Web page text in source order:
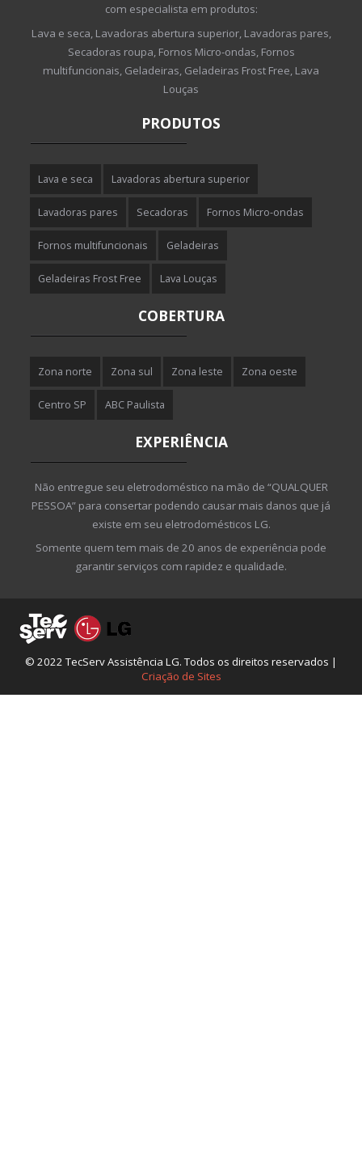
com especialista em produtos:
Lava e seca, Lavadoras abertura superior, Lavadoras pares,
Secadoras roupa, Fornos Micro-ondas, Fornos
multifuncionais, Geladeiras, Geladeiras Frost Free, Lava
Louças
PRODUTOS
Lava e seca Lavadoras abertura superior
Lavadoras pares Secadoras Fornos Micro-ondas
Fornos multifuncionais Geladeiras
Geladeiras Frost Free Lava Louças
COBERTURA
Zona norte Zona sul Zona leste Zona oeste
Centro SP ABC Paulista
EXPERIÊNCIA
Não entregue seu eletrodoméstico na mão de “QUALQUER
PESSOA” para consertar podendo causar mais danos que já
existe em seu eletrodomésticos LG.
Somente quem tem mais de 20 anos de experiência pode
garantir serviços com rapidez e qualidade.
© 2022 TecServ Assistência LG. Todos os direitos reservados |
Criação de Sites